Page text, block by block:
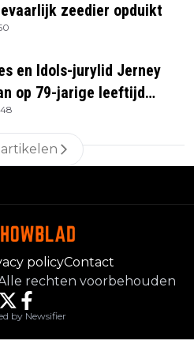
zeedier opduikt
en Idols-jurylid Jerney
op 79-jarige leeftijd
artikelen
policyContact
rechten voorbehouden
by Newsifier